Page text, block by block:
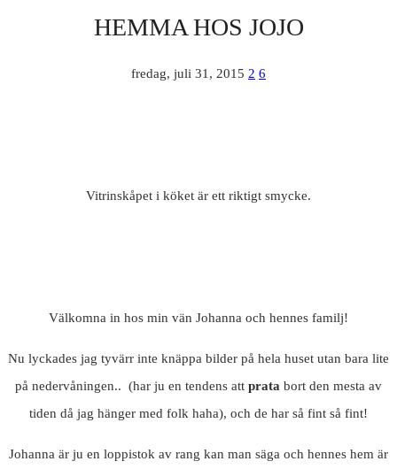
HEMMA HOS JOJO
fredag, juli 31, 2015 2 6
Vitrinskåpet i köket är ett riktigt smycke.
Välkomna in hos min vän Johanna och hennes familj!
Nu lyckades jag tyvärr inte knäppa bilder på hela huset utan bara lite
på nedervåningen.. (har ju en tendens att prata bort den mesta av
tiden då jag hänger med folk haha), och de har så fint så fint!
Johanna är ju en loppistok av rang kan man säga och hennes hem är